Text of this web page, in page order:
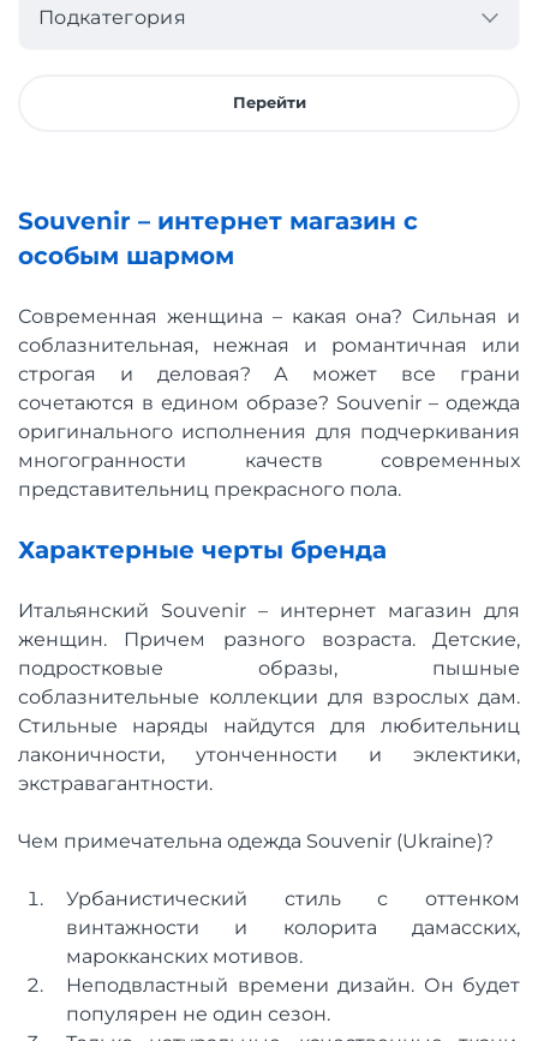
Подкатегория
Перейти
Souvenir – интернет магазин с
особым шармом
Современная женщина – какая она? Сильная и
соблазнительная, нежная и романтичная или
строгая и деловая? А может все грани
сочетаются в едином образе? Souvenir – одежда
оригинального исполнения для подчеркивания
многогранности качеств современных
представительниц прекрасного пола.
Характерные черты бренда
Итальянский Souvenir – интернет магазин для
женщин. Причем разного возраста. Детские,
подростковые образы, пышные
соблазнительные коллекции для взрослых дам.
Стильные наряды найдутся для любительниц
лаконичности, утонченности и эклектики,
экстравагантности.
Чем примечательна одежда Souvenir (Ukraine)?
Урбанистический стиль с оттенком
винтажности и колорита дамасских,
марокканских мотивов.
Неподвластный времени дизайн. Он будет
популярен не один сезон.